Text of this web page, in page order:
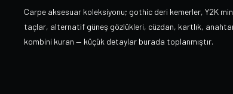
Carpe aksesuar koleksiyonu; gothic deri kemerler, Y2K
taçlar, alternatif güneş gözlükleri, cüzdan, kartlık,
kombini kuran — küçük detaylar burada toplanmıştır.